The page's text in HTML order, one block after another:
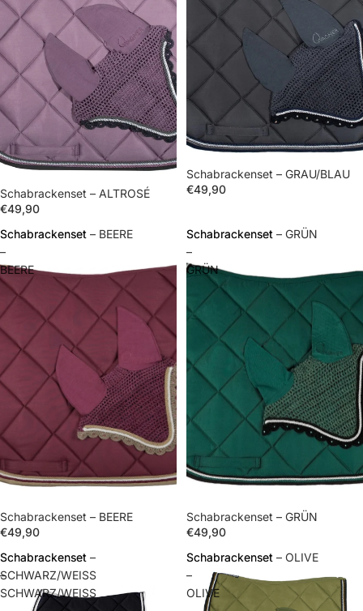
Schabrackenset – ALTROSÉ
€49,90
Schabrackenset – GRAU/BLAU
€49,90
Schabrackenset
–
BEERE
Schabrackenset – BEERE
Schabrackenset – BEERE
€49,90
Schabrackenset
–
GRÜN
Schabrackenset – GRÜN
Schabrackenset – GRÜN
€49,90
Schabrackenset
–
SCHWARZ/WEISS
Schabrackenset –
SCHWARZ/WEISS
Schabrackenset
–
OLIVE
Schabrackenset – OLIVE